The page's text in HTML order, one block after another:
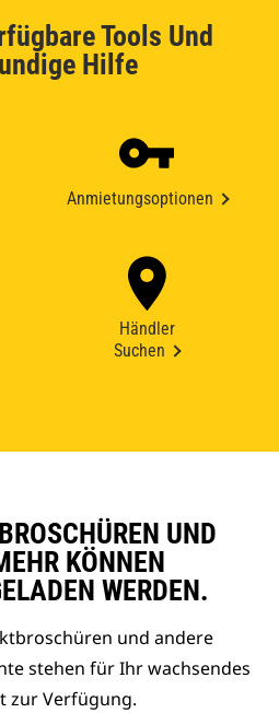
Tools Und
Hilfe
Anmietungsoptionen
Händler
Suchen
UND
KÖNNEN
WERDEN.
und andere
stehen für Ihr wachsendes
zur Verfügung.